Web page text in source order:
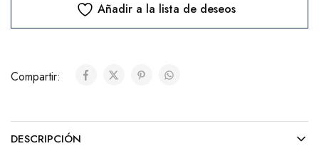
Añadir a la lista de deseos
Compartir:
DESCRIPCIÓN